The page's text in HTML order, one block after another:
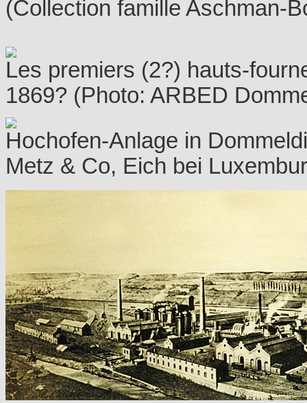
(Collection famille Aschman-
Les premiers (2?) hauts-
1869? (Photo: ARBED
Hochofen-Anlage in
Metz & Co, Eich bei